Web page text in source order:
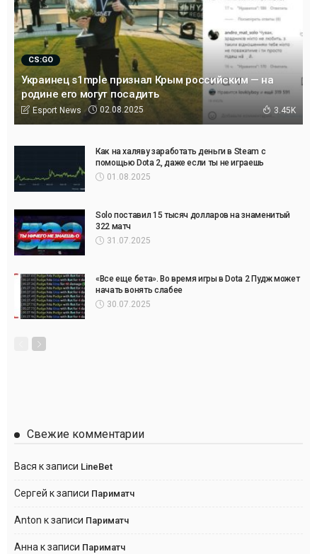
CS:GO
Украинец s1mple признал Крым российским — на
родине его могут посадить
Esport News 02.08.2025 3.45K
Как на халяву заработать деньги в Steam с
помощью Dota 2, даже если ты не играешь
01.08.2025
Solo поставил 15 тысяч долларов на знаменитый
322 матч
31.07.2025
«Все еще бета». Во время игры в Dota 2 Пудж может
начать вонять слабее
30.07.2025
Свежие комментарии
Вася к записи LineBet
Сергей к записи Париматч
Anton к записи Париматч
Анна к записи Париматч